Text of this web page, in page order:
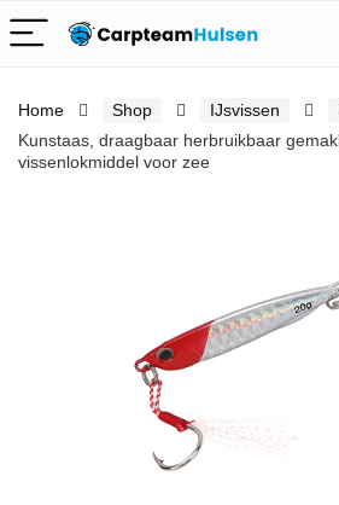
Home Shop IJsvissen
Kunstaas, draagbaar herbruikbaar
vissenlokmiddel voor zee